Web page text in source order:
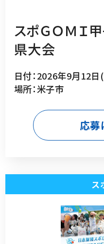
スポＧＯＭＩ
県大会
日付：2026年9月12日
場所：米子市
応募
ス